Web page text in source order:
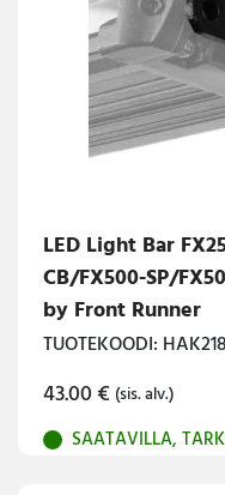
LED Light Bar
CB/FX500-SP/
by Front Runner
TUOTEKOODI:
43.00€ (sis. alv.)
SAATAVILLA,